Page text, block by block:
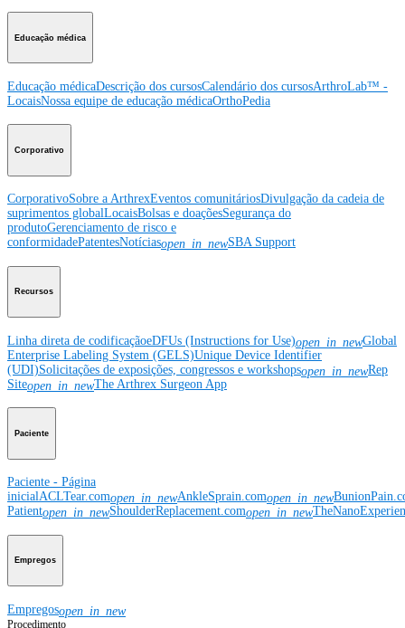
Educação médica
Educação médicaDescrição dos cursosCalendário dos cursosArthroLab™ -
LocaisNossa equipe de educação médicaOrthoPedia
Corporativo
CorporativoSobre a ArthrexEventos comunitáriosDivulgação da cadeia de
suprimentos globalLocaisBolsas e doaçõesSegurança do
produtoGerenciamento de risco e
conformidadePatentesNotíciasopen_in_newSBA Support
Recursos
Linha direta de codificaçãoeDFUs (Instructions for Use)open_in_newGlobal
Enterprise Labeling System (GELS)Unique Device Identifier
(UDI)Solicitações de exposições, congressos e workshopsopen_in_newRep
Siteopen_in_newThe Arthrex Surgeon App
Paciente
Paciente - Página
inicialACLTear.comopen_in_newAnkleSprain.comopen_in_new
Patientopen_in_newShoulderReplacement.comopen_in_new
Empregos
Empregosopen_in_new
Procedimento